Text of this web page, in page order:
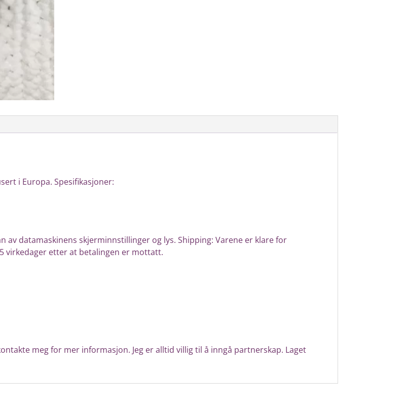
i Europa.Spesifikasjoner:
av datamaskinens skjerminnstillinger og lys.Shipping: Varene er klare for
virkedager etter at betalingen er mottatt.
meg for mer informasjon. Jeg er alltid villig til å inngå partnerskap. Laget